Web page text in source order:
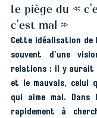
Le piège du «
c’est mal »
Cette idéalisation de
souvent d’une
relations : il y aurait
et le mauvais, celui
qui aime mal. Dans
rapidement à